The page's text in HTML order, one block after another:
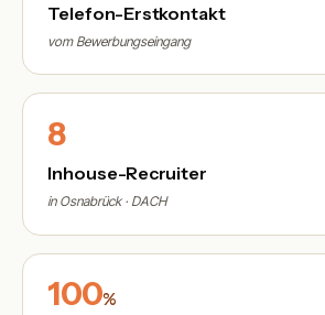
Telefon-Erstkontakt
vom Bewerbungseingang
8
Inhouse-Recruiter
in Osnabrück · DACH
100%